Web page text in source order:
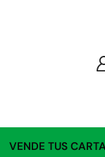
VENDE TUS